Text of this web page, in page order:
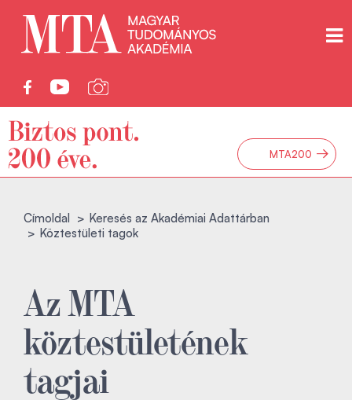
MTA200 →
Címoldal
Keresés az Akadémiai Adattárban
Köztestületi tagok
Az MTA
köztestületének
tagjai